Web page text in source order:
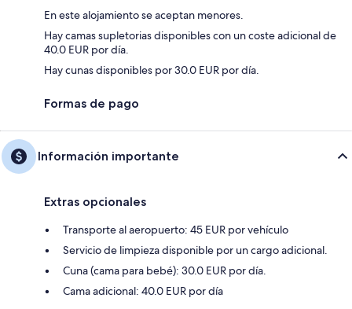
En este alojamiento se aceptan menores.
Hay camas supletorias disponibles con un coste adicional de
40.0 EUR por día.
Hay cunas disponibles por 30.0 EUR por día.
Formas de pago
Información importante
Extras opcionales
Transporte al aeropuerto: 45 EUR por vehículo
Servicio de limpieza disponible por un cargo adicional.
Cuna (cama para bebé): 30.0 EUR por día.
Cama adicional: 40.0 EUR por día